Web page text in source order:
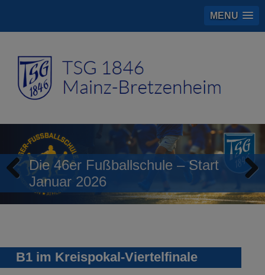
MENU
Die 46er Fußballschule – Start
Januar 2026
Previous
B1 im Kreispokal-Viertelfinale